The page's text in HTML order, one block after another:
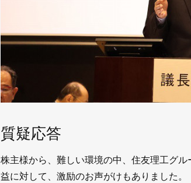
質疑応答
株主様から、難しい環境の中、住友理工グ
益に対して、激励のお声がけもありました。